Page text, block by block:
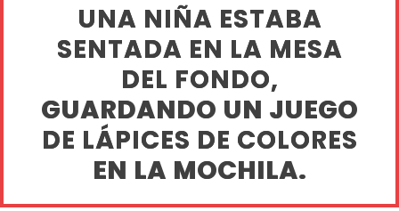
UNA NIÑA ESTABA
SENTADA EN LA MESA
DEL FONDO,
GUARDANDO UN JUEGO
DE LÁPICES DE COLORES
EN LA MOCHILA.